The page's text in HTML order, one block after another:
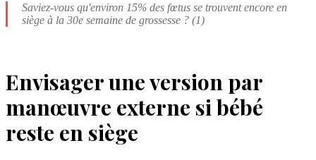
Saviez-vous qu'environ 15% des fœtus se trouvent encore en
siège à la 30e semaine de grossesse ? (1)
Envisager une version par
manœuvre externe si bébé
reste en siège